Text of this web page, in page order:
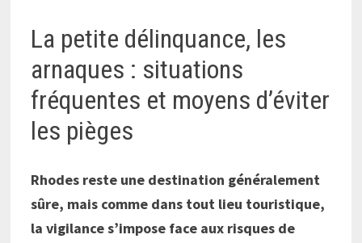
La petite délinquance, les
arnaques : situations
fréquentes et moyens d’éviter
les pièges
Rhodes reste une destination généralement
sûre, mais comme dans tout lieu touristique,
la vigilance s’impose face aux risques de